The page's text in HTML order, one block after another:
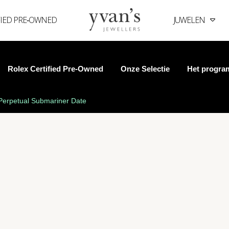
Yvan's
PRE‑OWNED JUWELEN
Rolex Certified Pre‑Owned Onze Selectie Het
Submariner Date